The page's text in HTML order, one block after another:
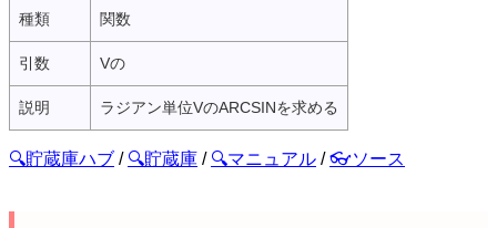
種類 関数
引数 Vの
説明 ラジアン単位VのARCSINを求める
🔍貯蔵庫ハブ / 🔍貯蔵庫 / 🔍マニュアル /👓ソース